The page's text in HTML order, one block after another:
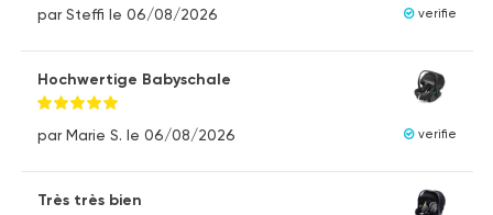
par Steffi le 06/08/2026 verifie
Hochwertige Babyschale
par Marie S. le 06/08/2026 verifie
Très très bien